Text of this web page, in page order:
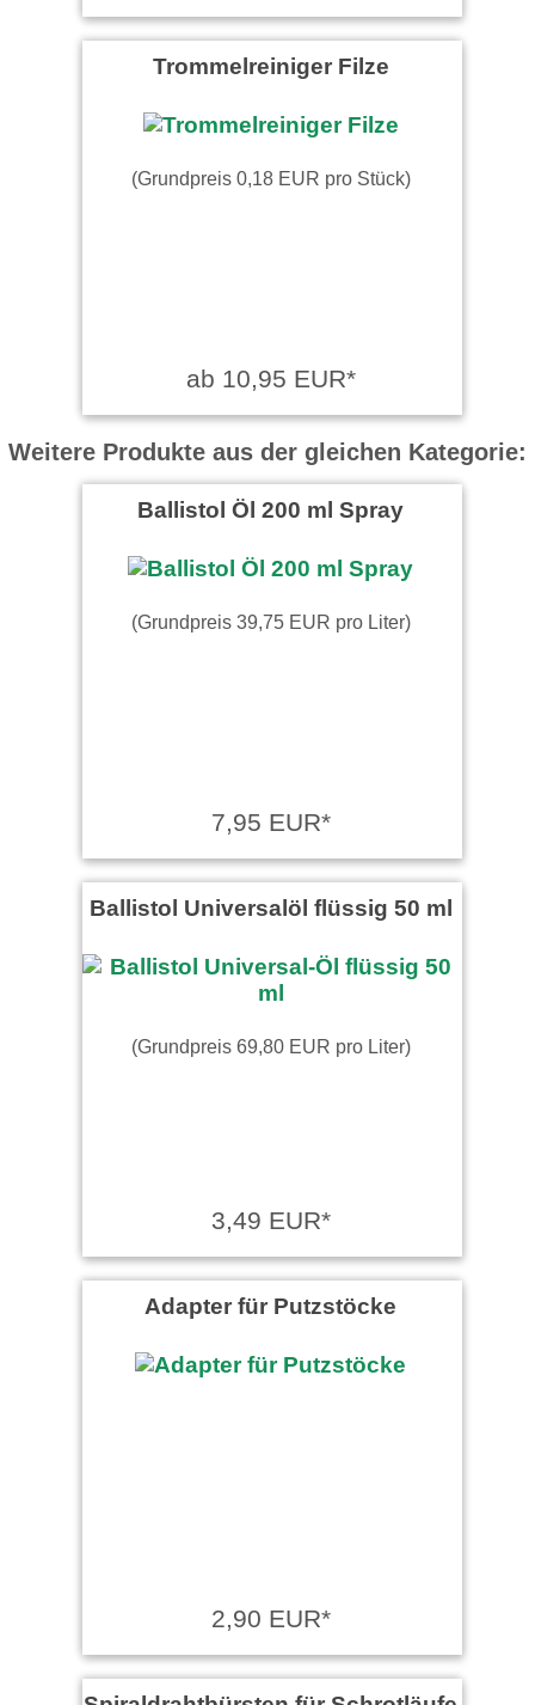
Trommelreiniger Filze
(Grundpreis 0,18 EUR pro Stück)
ab 10,95 EUR*
Weitere Produkte aus der gleichen Kategorie:
Ballistol Öl 200 ml Spray
(Grundpreis 39,75 EUR pro Liter)
7,95 EUR*
Ballistol Universalöl flüssig 50 ml
(Grundpreis 69,80 EUR pro Liter)
3,49 EUR*
Adapter für Putzstöcke
2,90 EUR*